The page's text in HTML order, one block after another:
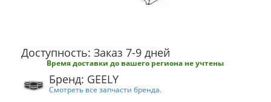
Доступность: Заказ 7-9 дней
Время доставки до вашего региона не учтены
Бренд: GEELY
Смотреть все запчасти бренда.